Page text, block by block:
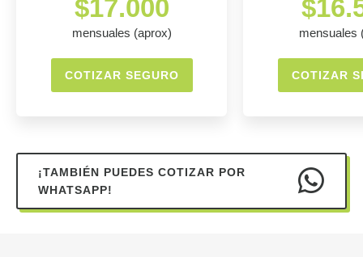
$17.000
mensuales (aprox)
COTIZAR SEGURO
mensuales
COTIZAR
¡TAMBIÉN PUEDES COTIZAR POR
WHATSAPP!